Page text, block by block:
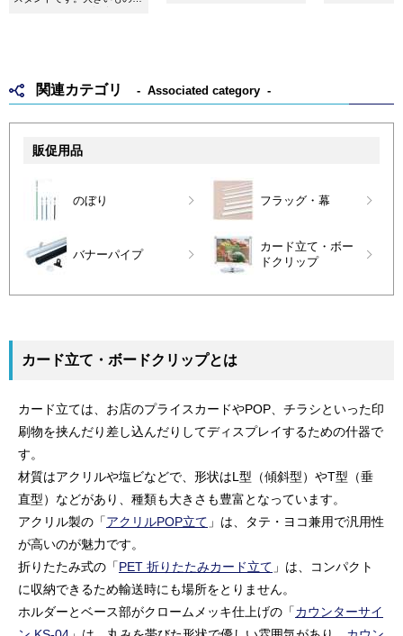
関連カテゴリ Associated category
販促用品
のぼり フラッグ・幕
バナーパイプ
カード立て・ボー
ドクリップ
カード立て・ボードクリップとは
カード立ては、お店のプライスカードやPOP、チラシといった印
刷物を挟んだり差し込んだりしてディスプレイするための什器で
す。
材質はアクリルや塩ビなどで、形状はL型（傾斜型）やT型（垂
直型）などがあり、種類も大きさも豊富となっています。
アクリル製の「アクリルPOP立て 」は、タテ・ヨコ兼用で汎用性
が高いのが魅力です。
折りたたみ式の「PET 折りたたみカード立て 」は、コンパクト
に収納できるため輸送時にも場所をとりません。
ホルダーとベース部がクロームメッキ仕上げの「カウンターサイ